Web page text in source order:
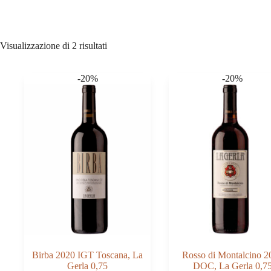
Visualizzazione di 2 risultati
-20%
Birba 2020 IGT Toscana, La
Gerla 0,75
-20%
Rosso di Montalcino
DOC, La Gerla